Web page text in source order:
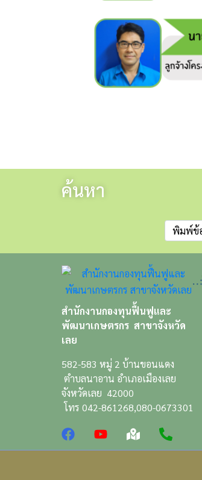
ค้นหา
สำนักงานกองทุนฟื้นฟูและ
พัฒนาเกษตรกร สาขาจังหวัด
เลย
582-583 หมู่ 2 บ้านขอนแดง
ตำบลนาอาน อำเภอเมืองเลย
จังหวัดเลย 42000
โทร 042-861268,080-0673301